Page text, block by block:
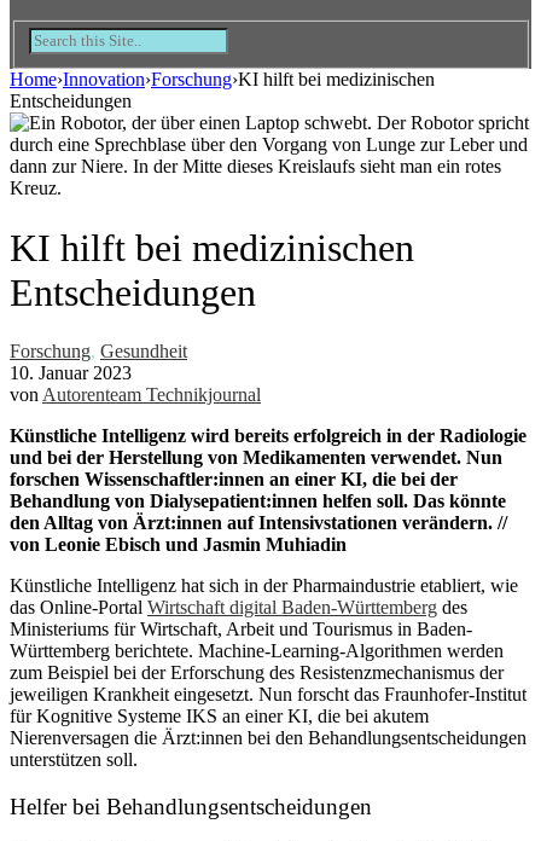
Home›Innovation›Forschung›KI hilft bei medizinischen
Entscheidungen
KI hilft bei medizinischen
Entscheidungen
Forschung, Gesundheit
10. Januar 2023
von Autorenteam Technikjournal
Künstliche Intelligenz wird bereits erfolgreich in der Radiologie
und bei der Herstellung von Medikamenten verwendet. Nun
forschen Wissenschaftler:innen an einer KI, die bei der
Behandlung von Dialysepatient:innen helfen soll. Das könnte
den Alltag von Ärzt:innen auf Intensivstationen verändern. //
von Leonie Ebisch und Jasmin Muhiadin
Künstliche Intelligenz hat sich in der Pharmaindustrie etabliert, wie
das Online-Portal Wirtschaft digital Baden-Württemberg des
Ministeriums für Wirtschaft, Arbeit und Tourismus in Baden-
Württemberg berichtete. Machine-Learning-Algorithmen werden
zum Beispiel bei der Erforschung des Resistenzmechanismus der
jeweiligen Krankheit eingesetzt. Nun forscht das Fraunhofer-Institut
für Kognitive Systeme IKS an einer KI, die bei akutem
Nierenversagen die Ärzt:innen bei den Behandlungsentscheidungen
unterstützen soll.
Helfer bei Behandlungsentscheidungen